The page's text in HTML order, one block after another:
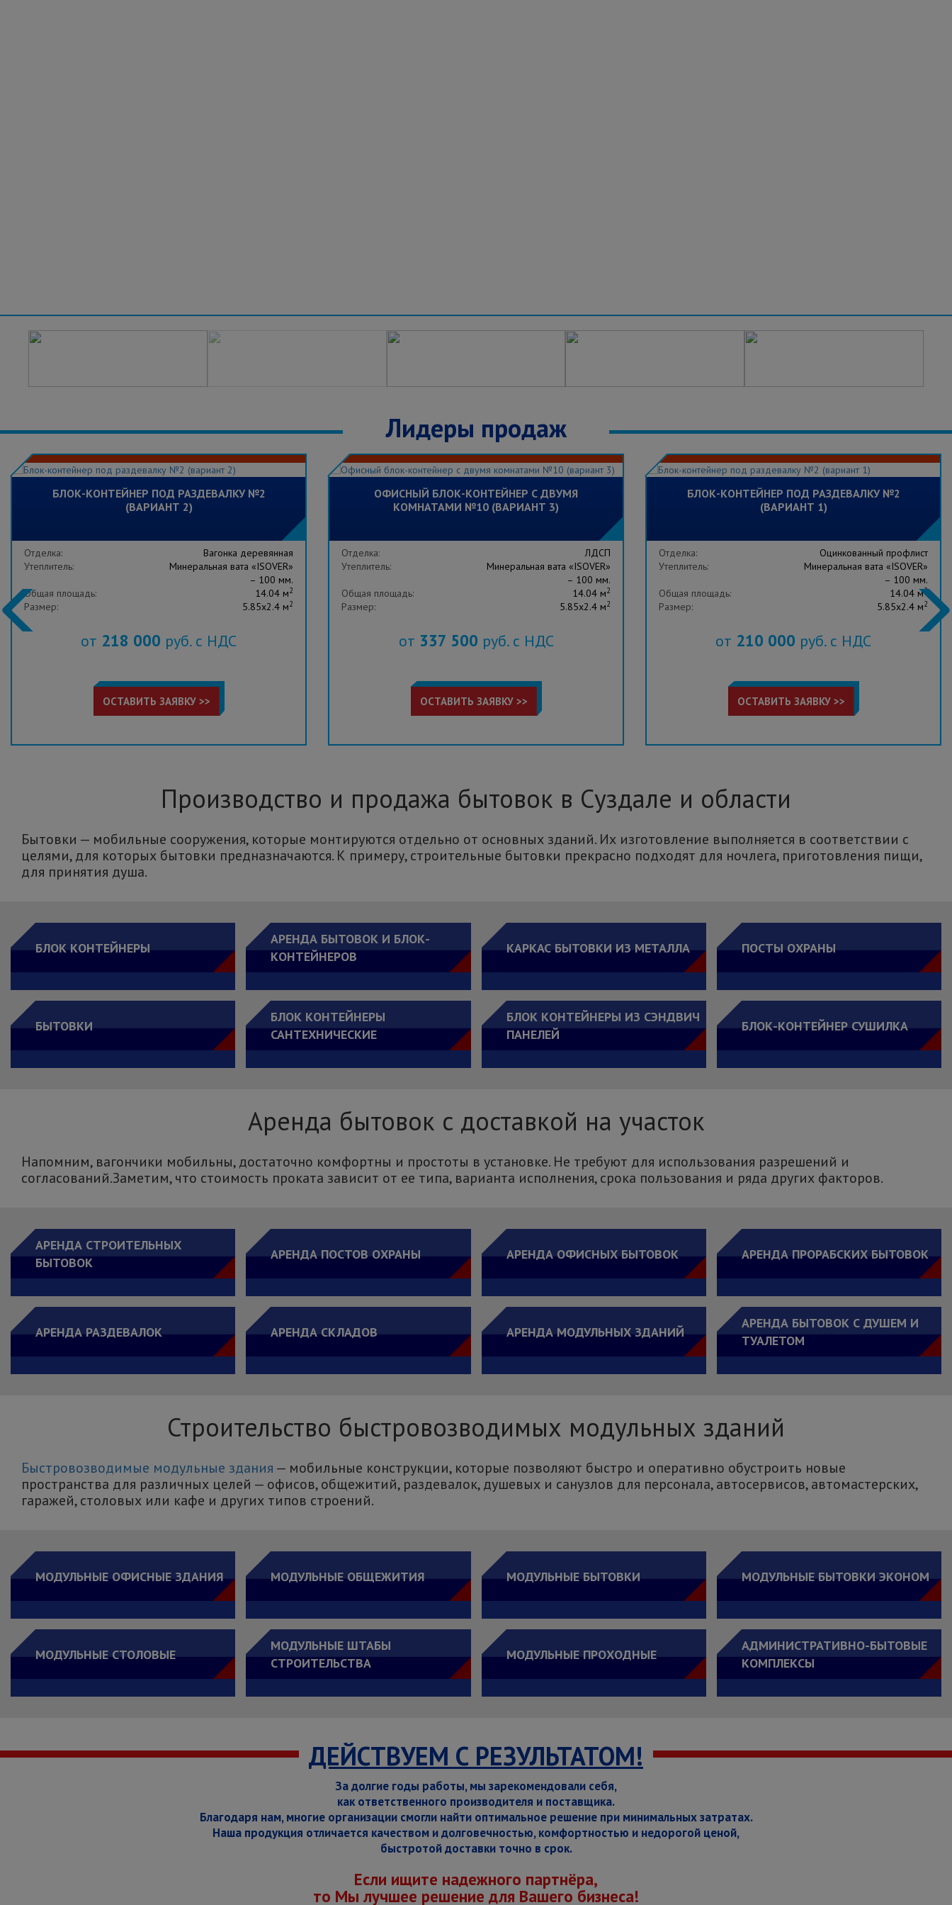
Лидеры продаж
БЛОК-КОНТЕЙНЕР ПОД РАЗДЕВАЛКУ №2
(ВАРИАНТ 2)
Отделка:
Вагонка деревянная
Утеплитель:
Минеральная вата «ISOVER»
– 100 мм.
Общая площадь:
14.04 м2
Размер: 5.85x2.4 м2
от 218 000 руб. с НДС
ОСТАВИТЬ ЗАЯВКУ >>
ОФИСНЫЙ БЛОК-КОНТЕЙНЕР С ДВУМЯ
КОМНАТАМИ №10 (ВАРИАНТ 3)
Отделка:
ЛДСП
Утеплитель:
Минеральная вата «ISOVER»
– 100 мм.
Общая площадь:
14.04 м2
Размер: 5.85x2.4 м2
от 337 500 руб. с НДС
ОСТАВИТЬ ЗАЯВКУ >>
БЛОК-КОНТЕЙНЕР ПОД РАЗДЕВАЛКУ №2
(ВАРИАНТ 1)
Отделка:
Оцинкованный профлист
Утеплитель:
Минеральная вата «ISOVER»
– 100 мм.
Общая площадь:
14.04 м2
Размер: 5.85x2.4 м2
от 210 000 руб. с НДС
ОСТАВИТЬ ЗАЯВКУ >>
Производство и продажа бытовок в Суздале и области
Бытовки — мобильные сооружения, которые монтируются отдельно от основных зданий. Их изготовление выполняется в соответствии с
целями, для которых бытовки предназначаются. К примеру, строительные бытовки прекрасно подходят для ночлега, приготовления пищи,
для принятия душа.
БЛОК КОНТЕЙНЕРЫ
АРЕНДА БЫТОВОК И БЛОК-
КОНТЕЙНЕРОВ
КАРКАС БЫТОВКИ ИЗ МЕТАЛЛА ПОСТЫ ОХРАНЫ
БЫТОВКИ
БЛОК КОНТЕЙНЕРЫ
САНТЕХНИЧЕСКИЕ
БЛОК КОНТЕЙНЕРЫ ИЗ СЭНДВИЧ
ПАНЕЛЕЙ
БЛОК-КОНТЕЙНЕР СУШИЛКА
Аренда бытовок с доставкой на участок
Напомним, вагончики мобильны, достаточно комфортны и простоты в установке. Не требуют для использования разрешений и
согласований.Заметим, что стоимость проката зависит от ее типа, варианта исполнения, срока пользования и ряда других факторов.
АРЕНДА СТРОИТЕЛЬНЫХ
БЫТОВОК
АРЕНДА ПОСТОВ ОХРАНЫ АРЕНДА ОФИСНЫХ БЫТОВОК АРЕНДА ПРОРАБСКИХ БЫТОВОК
АРЕНДА РАЗДЕВАЛОК АРЕНДА СКЛАДОВ АРЕНДА МОДУЛЬНЫХ ЗДАНИЙ
АРЕНДА БЫТОВОК С ДУШЕМ И
ТУАЛЕТОМ
Строительство быстровозводимых модульных зданий
Быстровозводимые модульные здания — мобильные конструкции, которые позволяют быстро и оперативно обустроить новые
пространства для различных целей — офисов, общежитий, раздевалок, душевых и санузлов для персонала, автосервисов, автомастерских,
гаражей, столовых или кафе и других типов строений.
МОДУЛЬНЫЕ ОФИСНЫЕ ЗДАНИЯ МОДУЛЬНЫЕ ОБЩЕЖИТИЯ МОДУЛЬНЫЕ БЫТОВКИ МОДУЛЬНЫЕ БЫТОВКИ ЭКОНОМ
МОДУЛЬНЫЕ СТОЛОВЫЕ
МОДУЛЬНЫЕ ШТАБЫ
СТРОИТЕЛЬСТВА
МОДУЛЬНЫЕ ПРОХОДНЫЕ
АДМИНИСТРАТИВНО-БЫТОВЫЕ
КОМПЛЕКСЫ
ДЕЙСТВУЕМ С РЕЗУЛЬТАТОМ!
За долгие годы работы, мы зарекомендовали себя,
как ответственного производителя и поставщика.
Благодаря нам, многие организации смогли найти оптимальное решение при минимальных затратах.
Наша продукция отличается качеством и долговечностью, комфортностью и недорогой ценой,
быстротой доставки точно в срок.
Если ищите надежного партнёра,
то Мы лучшее решение для Вашего бизнеса!